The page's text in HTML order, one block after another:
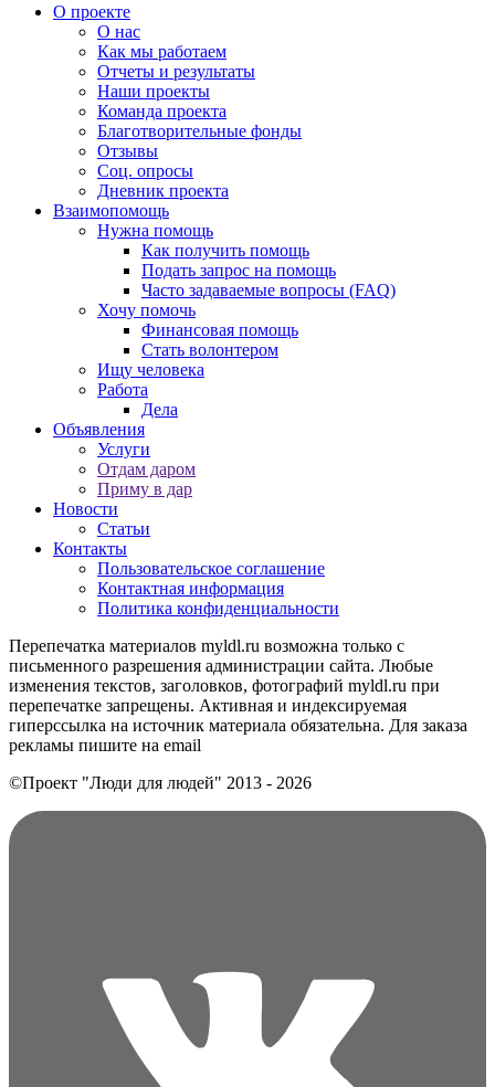
О проекте
О нас
Как мы работаем
Отчеты и результаты
Наши проекты
Команда проекта
Благотворительные фонды
Отзывы
Соц. опросы
Дневник проекта
Взаимопомощь
Нужна помощь
Как получить помощь
Подать запрос на помощь
Часто задаваемые вопросы (FAQ)
Хочу помочь
Финансовая помощь
Стать волонтером
Ищу человека
Работа
Дела
Объявления
Услуги
Отдам даром
Приму в дар
Новости
Статьи
Контакты
Пользовательское соглашение
Контактная информация
Политика конфиденциальности
Перепечатка материалов myldl.ru возможна только с
письменного разрешения администрации сайта. Любые
изменения текстов, заголовков, фотографий myldl.ru при
перепечатке запрещены. Активная и индексируемая
гиперссылка на источник материала обязательна. Для заказа
рекламы пишите на еmail
©Проект "Люди для людей" 2013 - 2026